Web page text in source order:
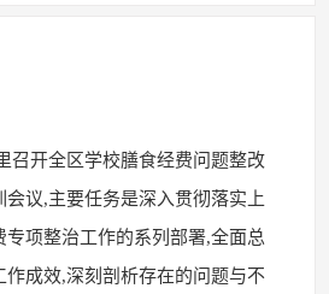
召开全区学校膳食经费问题整改
会议,主要任务是深入贯彻落实上
项整治工作的系列部署,全面总
作成效,深刻剖析存在的问题与不